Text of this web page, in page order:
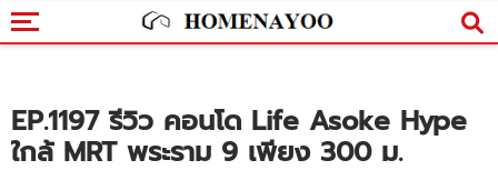
EP.1197 รีวิว คอนโด Life Asoke Hype
ใกล้ MRT พระราม 9 เพียง 300 ม.